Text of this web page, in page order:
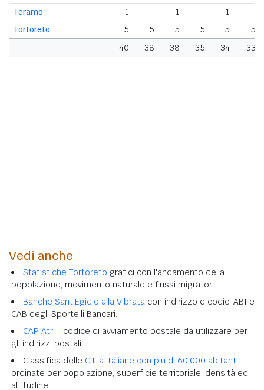
Teramo
1 1
1
Tortoreto
5 5 5 5 5
5
40
38 38 35 34 33
Vedi anche
Statistiche Tortoreto grafici con l'andamento della
popolazione, movimento naturale e flussi migratori.
Banche Sant'Egidio alla Vibrata con indirizzo e codici ABI e
CAB degli Sportelli Bancari.
CAP Atri il codice di avviamento postale da utilizzare per
gli indirizzi postali.
Classifica delle Città italiane con più di 60.000 abitanti
ordinate per popolazione, superficie territoriale, densità ed
altitudine.